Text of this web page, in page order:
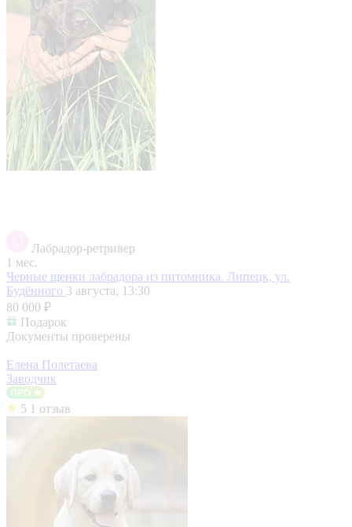
Лабрадор-ретривер
1 мес.
Черные щенки лабрадора из питомника. Липецк, ул.
Будённого 3 августа, 13:30
80 000 ₽
Подарок
Документы проверены
Елена Полетаева
Заводчик
5 1 отзыв